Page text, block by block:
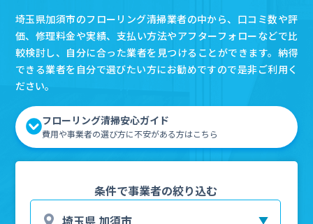
埼玉県加須市のフローリング清掃業者の中から、口コミ数や評
価、修理料金や実績、支払い方法やアフターフォローなどで比
較検討し、自分に合った業者を見つけることができます。納得
できる業者を自分で選びたい方にお勧めですので是非ご利用く
ださい。
フローリング清掃安心ガイド
費用や事業者の選び方に不安がある方はこちら
条件で事業者の絞り込む